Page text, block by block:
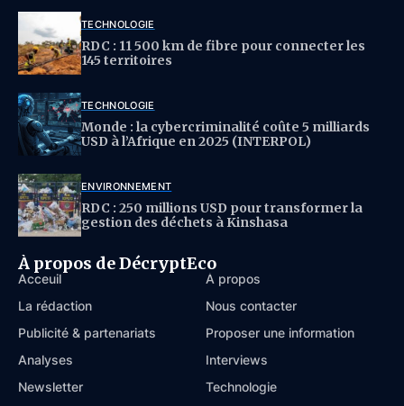
TECHNOLOGIE
RDC : 11 500 km de fibre pour connecter les
145 territoires
TECHNOLOGIE
Monde : la cybercriminalité coûte 5 milliards
USD à l’Afrique en 2025 (INTERPOL)
ENVIRONNEMENT
RDC : 250 millions USD pour transformer la
gestion des déchets à Kinshasa
À propos de DécryptEco
Acceuil
À propos
La rédaction
Nous contacter
Publicité & partenariats
Proposer une information
Analyses
Interviews
Newsletter
Technologie